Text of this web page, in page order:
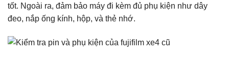
tốt. Ngoài ra, đảm bảo máy đi kèm đủ phụ kiện như dây
đeo, nắp ống kính, hộp, và thẻ nhớ.